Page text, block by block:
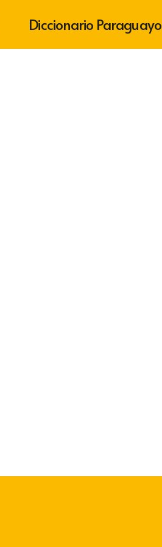
Diccionario Paraguayo